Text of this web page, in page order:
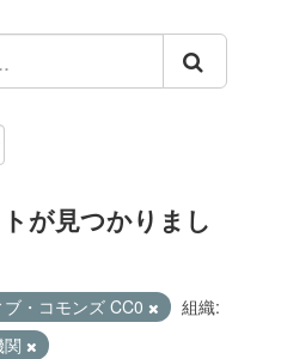
が見つかりまし
・コモンズ CC0
組織:
関